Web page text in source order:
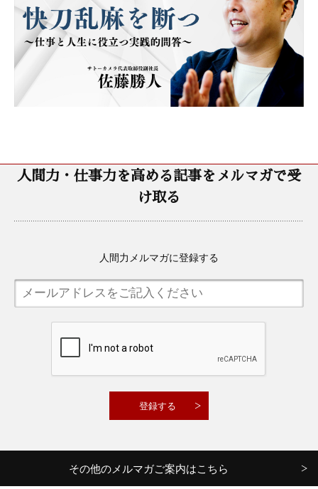
人間力・仕事力を高める記事をメルマガで受
け取る
人間力メルマガに登録する
その他のメルマガご案内はこちら